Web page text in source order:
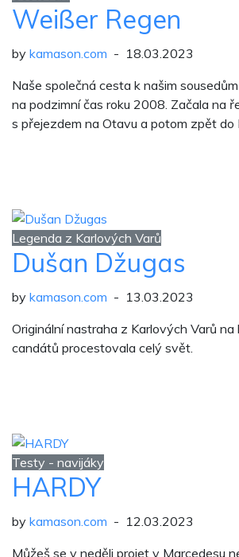
Weißer Regen
by kamason.com - 18.03.2023
Naše společná cesta k našim
na podzimní čas roku 2008. Začala na
s přejezdem na Otavu a potom zpět do
Legenda z Karlových Varů
Dušan Džugas
by kamason.com - 13.03.2023
Originální nastraha z Karlových Varů na
candátů procestovala celý svět.
Testy - navijáky
HARDY
by kamason.com - 12.03.2023
Můžeš se v neděli projet v Marcedesu